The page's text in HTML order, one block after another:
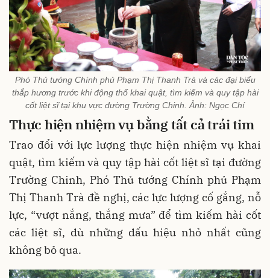
Phó Thủ tướng Chính phủ Phạm Thị Thanh Trà và các đại biểu
thắp hương trước khi động thổ khai quật, tìm kiếm và quy tập hài
cốt liệt sĩ tại khu vực đường Trường Chinh. Ảnh: Ngọc Chí
Thực hiện nhiệm vụ bằng tất cả trái tim
Trao đổi với lực lượng thực hiện nhiệm vụ khai
quật, tìm kiếm và quy tập hài cốt liệt sĩ tại đường
Trường Chinh, Phó Thủ tướng Chính phủ Phạm
Thị Thanh Trà đề nghị, các lực lượng cố gắng, nỗ
lực, “vượt nắng, thắng mưa” để tìm kiếm hài cốt
các liệt sĩ, dù những dấu hiệu nhỏ nhất cũng
không bỏ qua.